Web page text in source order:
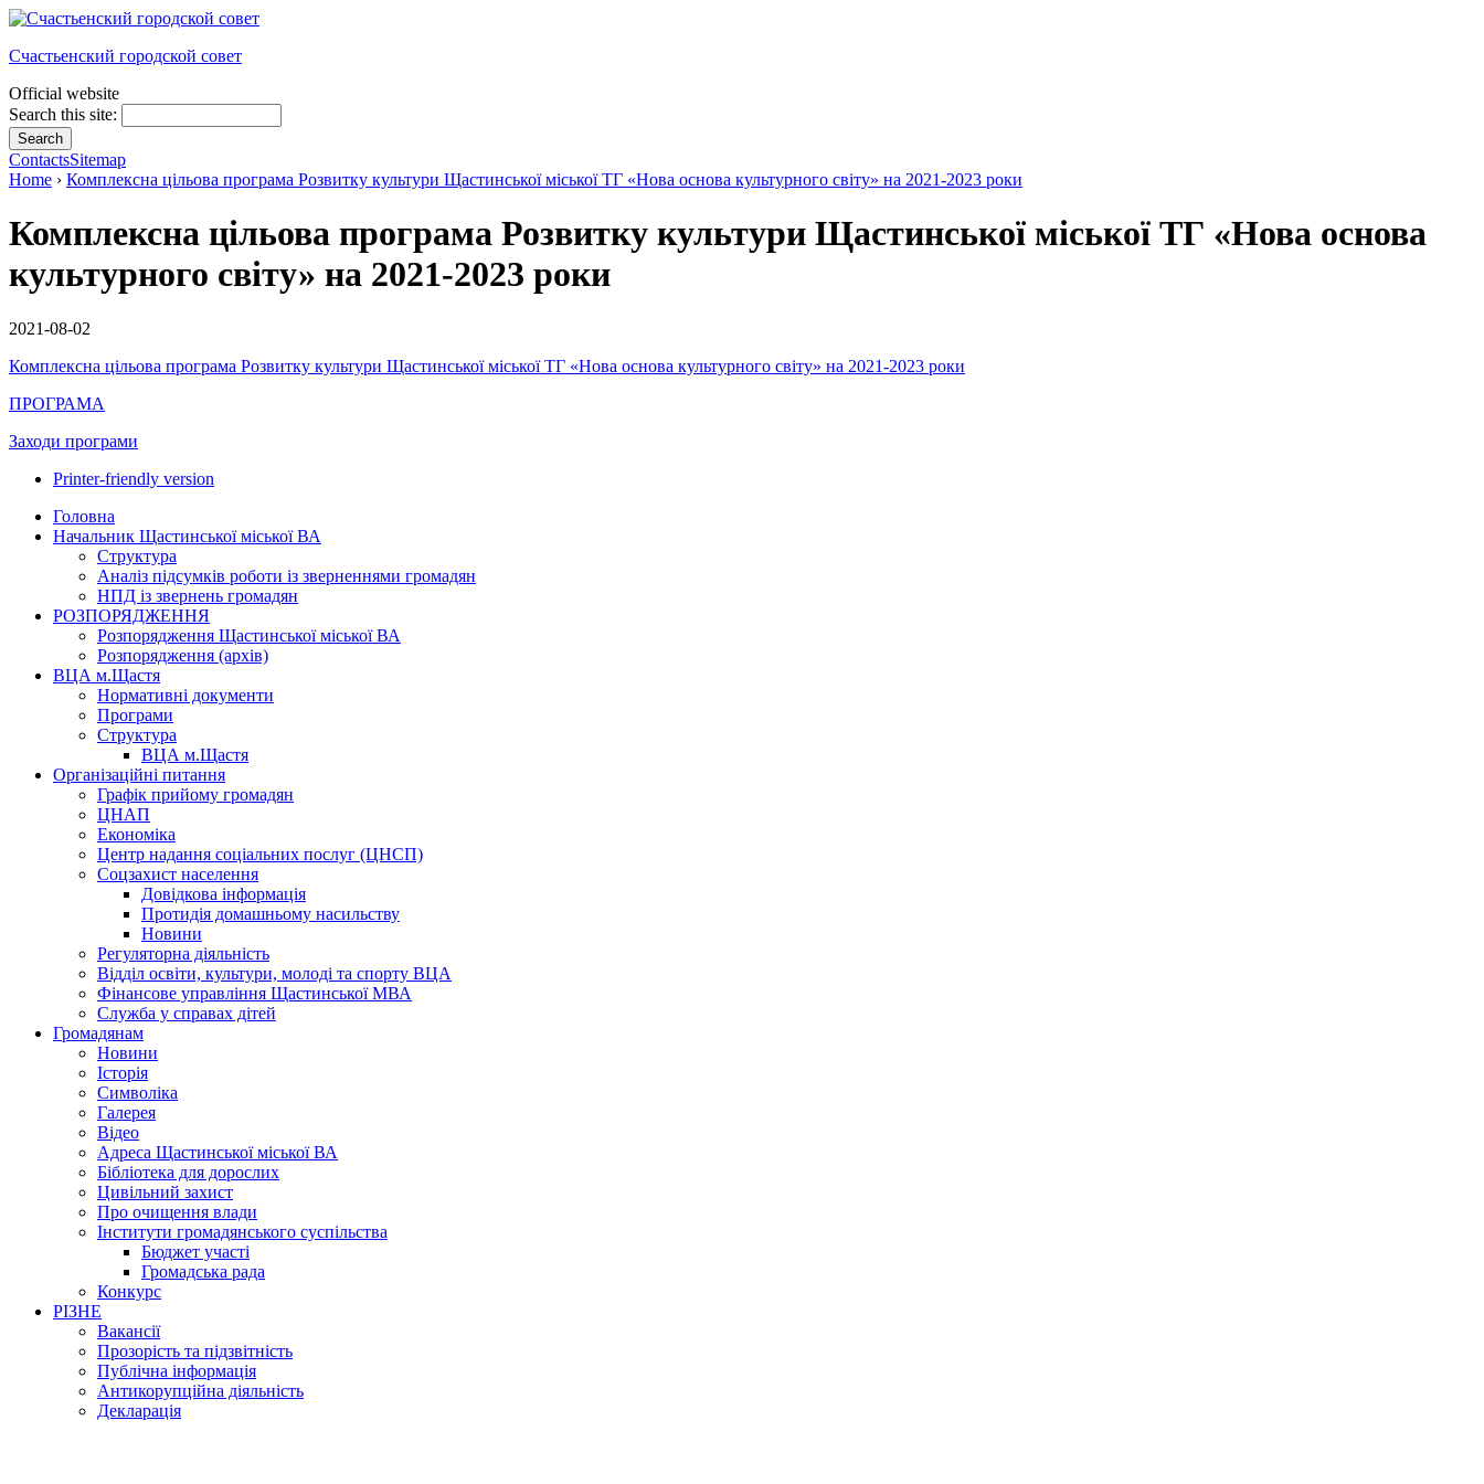
Счастьенский городской совет
Official website
Search this site:
ContactsSitemap
Home › Комплексна цільова програма Розвитку культури Щастинської міської ТГ «Нова основа культурного світу» на 2021-2023 роки
Комплексна цільова програма Розвитку культури Щастинської міської ТГ «Нова основа
культурного світу» на 2021-2023 роки
2021-08-02
Комплексна цільова програма Розвитку культури Щастинської міської ТГ «Нова основа культурного світу» на 2021-2023 роки
ПРОГРАМА
Заходи програми
Printer-friendly version
Головна
Начальник Щастинської міської ВА
Структура
Аналіз підсумків роботи із зверненнями громадян
НПД із звернень громадян
РОЗПОРЯДЖЕННЯ
Розпорядження Щастинської міської ВА
Розпорядження (архів)
ВЦА м.Щастя
Нормативні документи
Програми
Структура
ВЦА м.Щастя
Організаційні питання
Графік прийому громадян
ЦНАП
Економіка
Центр надання соціальних послуг (ЦНСП)
Соцзахист населення
Довідкова інформація
Протидія домашньому насильству
Новини
Регуляторна діяльність
Відділ освіти, культури, молоді та спорту ВЦА
Фінансове управління Щастинської МВА
Служба у справах дітей
Громадянам
Новини
Історія
Символіка
Галерея
Відео
Адреса Щастинської міської ВА
Бібліотека для дорослих
Цивільний захист
Про очищення влади
Інститути громадянського суспільства
Бюджет участі
Громадська рада
Конкурс
РІЗНЕ
Вакансії
Прозорість та підзвітність
Публічна інформація
Антикорупційна діяльність
Декларація